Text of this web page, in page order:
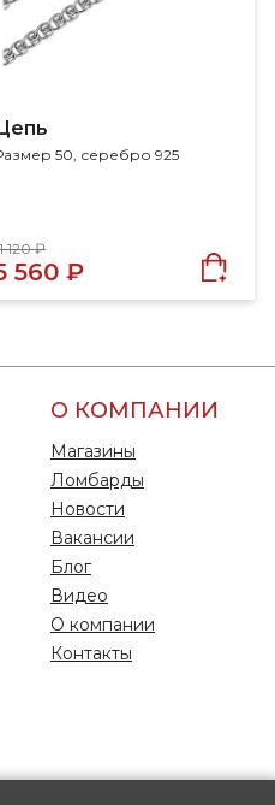
50, серебро 925
120 ₽
560 ₽
О КОМПАНИИ
Магазины
Ломбарды
Новости
Вакансии
Блог
Видео
О компании
Контакты